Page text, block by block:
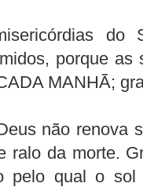
do
porque as
MANHÃ;
não renova
ralo da morte.
pelo qual o